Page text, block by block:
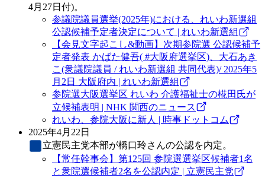
4月27日付)。
参議院議員選挙(2025年)における、れいわ新選組
公認候補予定者決定について | れいわ新選組
【会見文字起こし&動画】次期参院選 公認候補予
定者発表 かばた健吾( #大阪府選挙区)、大石あき
こ(衆議院議員 / れいわ新選組 共同代表)/ 2025年5
月2日 大阪府内 | れいわ新選組
参院選大阪選挙区 れいわ 介護福祉士の椛田氏が
立候補表明 | NHK 関西のニュース
れいわ、参院大阪に新人 | 時事ドットコム
2025年4月22日
立憲民主党本部が橋口玲さんの公認を内定。
【常任幹事会】第125回 参院選選挙区候補者1名
と衆院選候補者2名を公認内定 | 立憲民主党